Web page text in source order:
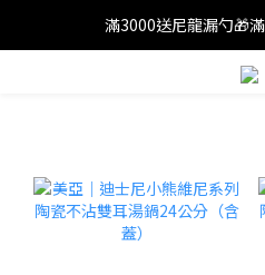
滿1200免運(
滿3000送尼龍漏勺🎁
滿1200免運(